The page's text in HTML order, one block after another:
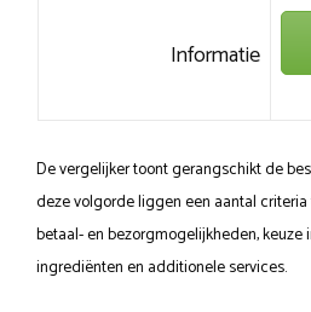
Informatie
De vergelijker toont gerangschikt de
deze volgorde liggen een aantal
betaal- en bezorgmogelijkheden, keuze
ingrediënten en additionele services.